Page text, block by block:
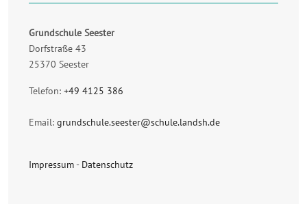
Grundschule Seester
Dorfstraße 43
25370 Seester
Telefon: +49 4125 386
Email: grundschule.seester@schule.landsh.de
Impressum- Datenschutz